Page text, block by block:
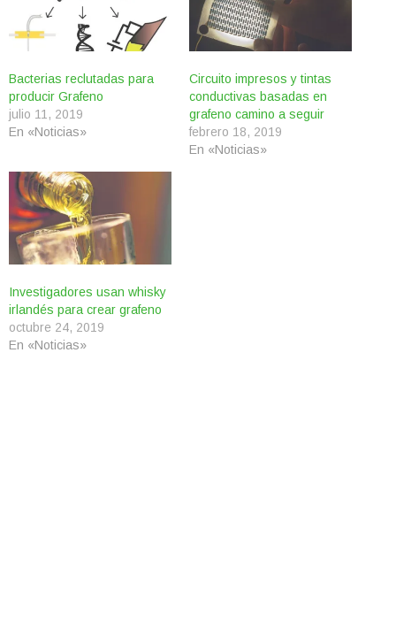
Bacterias reclutadas para
producir Grafeno
julio 11, 2019
En «Noticias»
Circuito impresos y tintas
conductivas basadas en
grafeno camino a seguir
febrero 18, 2019
En «Noticias»
Investigadores usan whisky
irlandés para crear grafeno
octubre 24, 2019
En «Noticias»